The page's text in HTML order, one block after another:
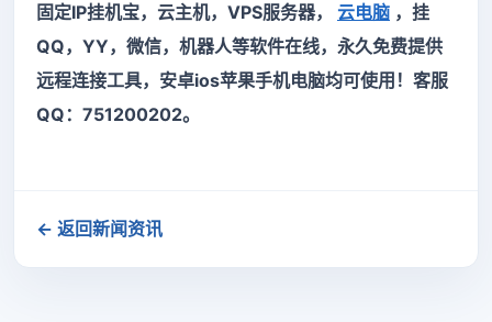
固定IP挂机宝，云主机，VPS服务器， 云电脑 ，挂
QQ，YY，微信，机器人等软件在线，永久免费提供
远程连接工具，安卓ios苹果手机电脑均可使用！客服
QQ：751200202。
← 返回新闻资讯